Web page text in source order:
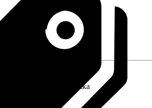
Kotevní patka, Kotevní patka